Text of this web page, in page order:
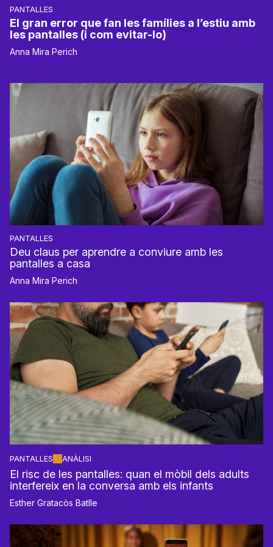
PANTALLES
El gran error que fan les famílies a l’estiu amb
les pantalles (i com evitar-lo)
Anna Mira Perich
PANTALLES
Deu claus per aprendre a conviure amb les
pantalles a casa
Anna Mira Perich
PANTALLES ANÀLISI
El risc de les pantalles: quan el mòbil dels adults
interfereix en la conversa amb els infants
Esther Gratacòs Batlle